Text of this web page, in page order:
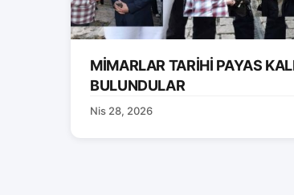
MİMARLAR TARİHİ PAYAS
BULUNDULAR
Nis 28, 2026